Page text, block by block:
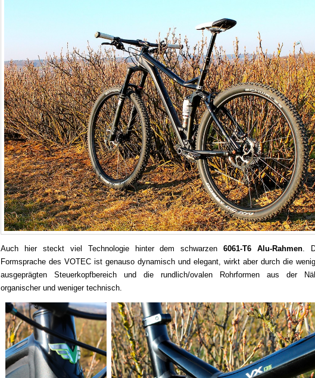
Auch hier steckt viel Technologie hinter dem schwarzen6061-T6 Alu-Rahmen.
Formsprache des VOTEC ist genauso dynamisch und elegant, wirkt aber durch die
ausgeprägten Steuerkopfbereich und die rundlich/ovalen Rohrformen aus der
organischer und weniger technisch.